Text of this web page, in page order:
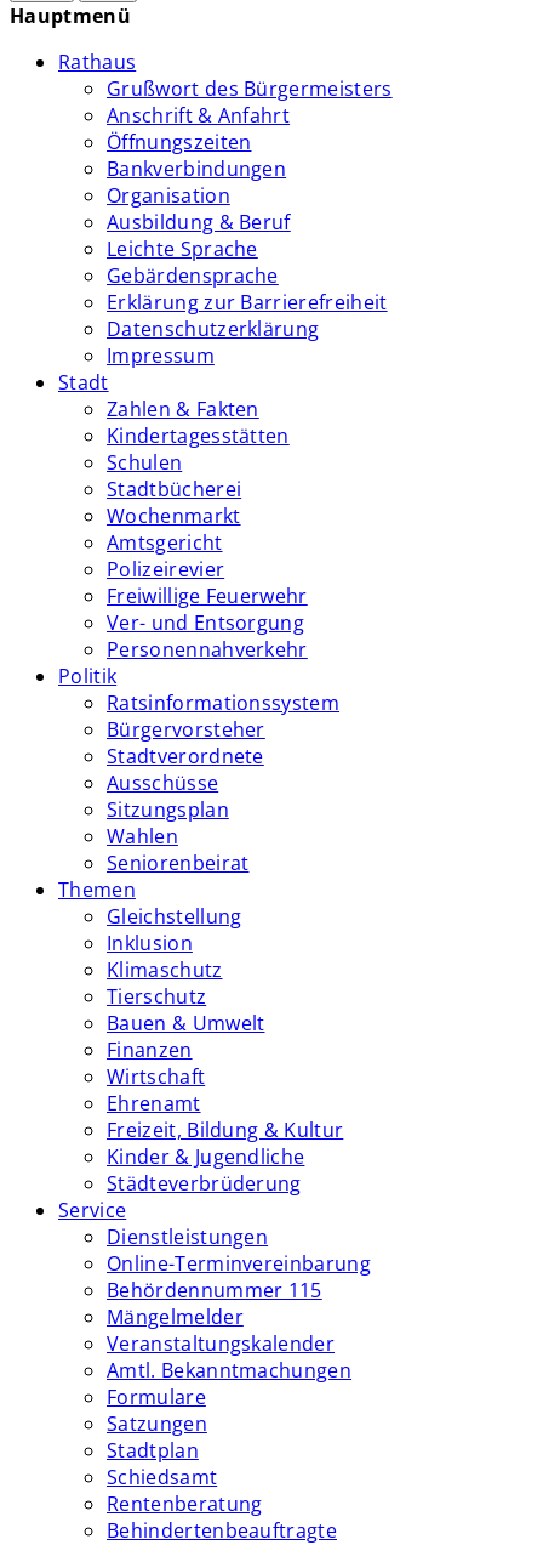
Hauptmenü
Rathaus
Grußwort des Bürgermeisters
Anschrift & Anfahrt
Öffnungszeiten
Bankverbindungen
Organisation
Ausbildung & Beruf
Leichte Sprache
Gebärdensprache
Erklärung zur Barrierefreiheit
Datenschutzerklärung
Impressum
Stadt
Zahlen & Fakten
Kindertagesstätten
Schulen
Stadtbücherei
Wochenmarkt
Amtsgericht
Polizeirevier
Freiwillige Feuerwehr
Ver- und Entsorgung
Personennahverkehr
Politik
Ratsinformationssystem
Bürgervorsteher
Stadtverordnete
Ausschüsse
Sitzungsplan
Wahlen
Seniorenbeirat
Themen
Gleichstellung
Inklusion
Klimaschutz
Tierschutz
Bauen & Umwelt
Finanzen
Wirtschaft
Ehrenamt
Freizeit, Bildung & Kultur
Kinder & Jugendliche
Städteverbrüderung
Service
Dienstleistungen
Online-Terminvereinbarung
Behördennummer 115
Mängelmelder
Veranstaltungskalender
Amtl. Bekanntmachungen
Formulare
Satzungen
Stadtplan
Schiedsamt
Rentenberatung
Behindertenbeauftragte